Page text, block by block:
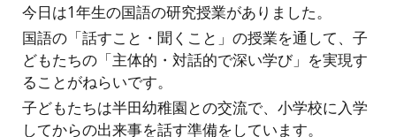
今日は1年生の国語の研究授業がありました。
国語の「話すこと・聞くこと」の授業を通して、子
どもたちの「主体的・対話的で深い学び」を実現す
ることがねらいです。
子どもたちは半田幼稚園との交流で、小学校に入学
してからの出来事を話す準備をしています。